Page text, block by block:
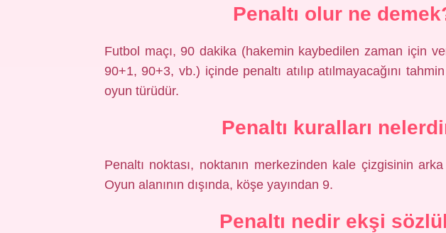
Penaltı olur ne
Futbol maçı, 90 dakika (hakemin kaybedilen zaman için
90+1, 90+3, vb.) içinde penaltı atılıp atılmayacağını
oyun türüdür.
Penaltı kuralları
Penaltı noktası, noktanın merkezinden kale çizgisinin
Oyun alanının dışında, köşe yayından 9.
Penaltı nedir ekşi